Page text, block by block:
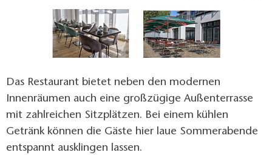
Das Restaurant bietet neben den modernen
Innenräumen auch eine großzügige Außenterrasse
mit zahlreichen Sitzplätzen. Bei einem kühlen
Getränk können die Gäste hier laue Sommerabende
entspannt ausklingen lassen.